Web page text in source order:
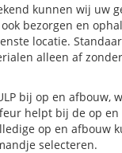
kunnen wij uw
bezorgen en
locatie.
alleen af
bij op en afbouw,
helpt bij de op en
op en afbouw
selecteren.